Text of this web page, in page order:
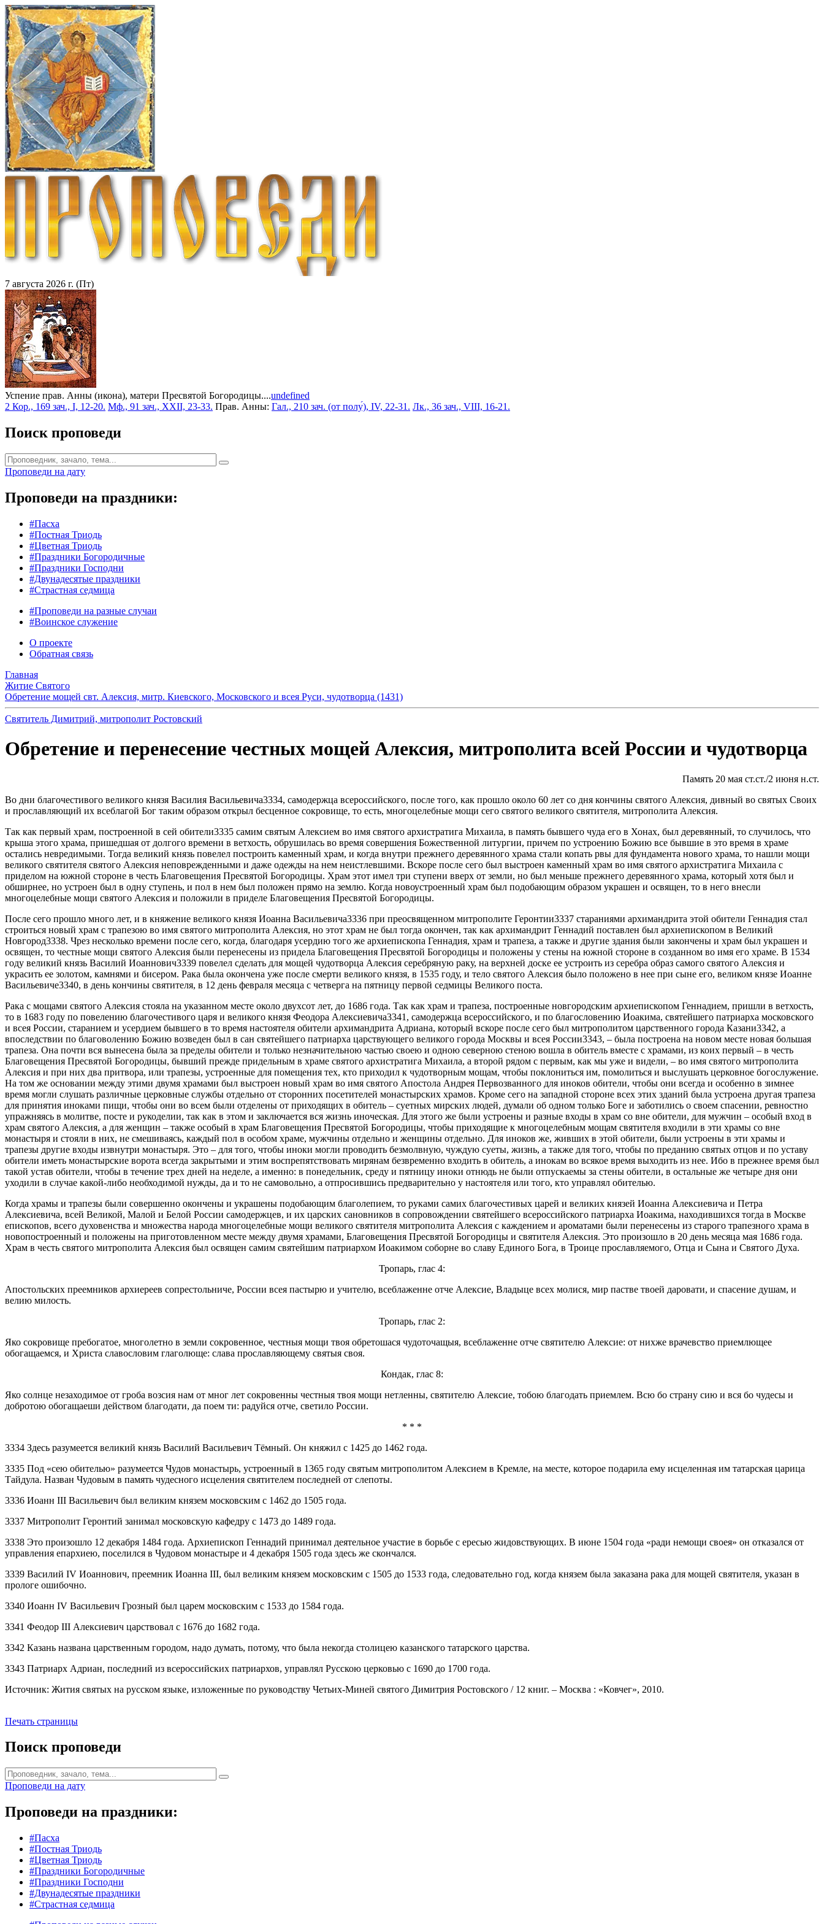
7 августа 2026 г. (Пт)
Успение прав. Анны (икона), матери Пресвятой Богородицы....undefined
2 Кор., 169 зач., I, 12-20. Мф., 91 зач., XXII, 23-33. Прав. Анны: Гал., 210 зач. (от полу́), IV, 22-31. Лк., 36 зач., VIII, 16-21.
Поиск проповеди
Проповеди на дату
Проповеди на праздники:
#Пасха
#Постная Триодь
#Цветная Триодь
#Праздники Богородичные
#Праздники Господни
#Двунадесятые праздники
#Страстная седмица
#Проповеди на разные случаи
#Воинское служение
О проекте
Обратная связь
Главная
Житие Святого
Обретение мощей свт. Алексия, митр. Киевского, Московского и всея Руси, чудотворца (1431)
Святитель Димитрий, митрополит Ростовский
Обретение и перенесение честных мощей Алексия, митрополита всей России и чудотворца
Память 20 мая ст.ст./2 июня н.ст.
Во дни благочестивого великого князя Василия Васильевича3334, самодержца всероссийского, после того, как прошло около 60 лет со дня кончины святого Алексия, дивный во святых Своих
и прославляющий их всеблагой Бог таким образом открыл бесценное сокровище, то есть, многоцелебные мощи сего святого великого святителя, митрополита Алексия.
Так как первый храм, построенной в сей обители3335 самим святым Алексием во имя святого архистратига Михаила, в память бывшего чуда его в Хонах, был деревянный, то случилось, что
крыша этого храма, пришедшая от долгого времени в ветхость, обрушилась во время совершения Божественной литургии, причем по устроению Божию все бывшие в это время в храме
остались невредимыми. Тогда великий князь повелел построить каменный храм, и когда внутри прежнего деревянного храма стали копать рвы для фундамента нового храма, то нашли мощи
великого святителя святого Алексия неповрежденными и даже одежды на нем неистлевшими. Вскоре после сего был выстроен каменный храм во имя святого архистратига Михаила с
приделом на южной стороне в честь Благовещения Пресвятой Богородицы. Храм этот имел три ступени вверх от земли, но был меньше прежнего деревянного храма, который хотя был и
обширнее, но устроен был в одну ступень, и пол в нем был положен прямо на землю. Когда новоустроенный храм был подобающим образом украшен и освящен, то в него внесли
многоцелебные мощи святого Алексия и положили в приделе Благовещения Пресвятой Богородицы.
После сего прошло много лет, и в княжение великого князя Иоанна Васильевича3336 при преосвященном митрополите Геронтии3337 стараниями архимандрита этой обители Геннадия стал
строиться новый храм с трапезою во имя святого митрополита Алексия, но этот храм не был тогда окончен, так как архимандрит Геннадий поставлен был архиепископом в Великий
Новгород3338. Чрез несколько времени после сего, когда, благодаря усердию того же архиепископа Геннадия, храм и трапеза, а также и другие здания были закончены и храм был украшен и
освящен, то честные мощи святого Алексия были перенесены из придела Благовещения Пресвятой Богородицы и положены у стены на южной стороне в созданном во имя его храме. В 1534
году великий князь Василий Иоаннович3339 повелел сделать для мощей чудотворца Алексия серебряную раку, на верхней доске ее устроить из серебра образ самого святого Алексия и
украсить ее золотом, камнями и бисером. Рака была окончена уже после смерти великого князя, в 1535 году, и тело святого Алексия было положено в нее при сыне его, великом князе Иоанне
Васильевиче3340, в день кончины святителя, в 12 день февраля месяца с четверга на пятницу первой седмицы Великого поста.
Рака с мощами святого Алексия стояла на указанном месте около двухсот лет, до 1686 года. Так как храм и трапеза, построенные новгородским архиепископом Геннадием, пришли в ветхость,
то в 1683 году по повелению благочестивого царя и великого князя Феодора Алексиевича3341, самодержца всероссийского, и по благословению Иоакима, святейшего патриарха московского
и всея России, старанием и усердием бывшего в то время настоятеля обители архимандрита Адриана, который вскоре после сего был митрополитом царственного города Казани3342, а
впоследствии по благоволению Божию возведен был в сан святейшего патриарха царствующего великого города Москвы и всея России3343, – была построена на новом месте новая большая
трапеза. Она почти вся вынесена была за пределы обители и только незначительною частью своею и одною северною стеною вошла в обитель вместе с храмами, из коих первый – в честь
Благовещения Пресвятой Богородицы, бывший прежде придельным в храме святого архистратига Михаила, а второй рядом с первым, как мы уже и видели, – во имя святого митрополита
Алексия и при них два притвора, или трапезы, устроенные для помещения тех, кто приходил к чудотворным мощам, чтобы поклониться им, помолиться и выслушать церковное богослужение.
На том же основании между этими двумя храмами был выстроен новый храм во имя святого Апостола Андрея Первозванного для иноков обители, чтобы они всегда и особенно в зимнее
время могли слушать различные церковные службы отдельно от сторонних посетителей монастырских храмов. Кроме сего на западной стороне всех этих зданий была устроена другая трапеза
для принятия иноками пищи, чтобы они во всем были отделены от приходящих в обитель – суетных мирских людей, думали об одном только Боге и заботились о своем спасении, ревностно
упражняясь в молитве, посте и рукоделии, так как в этом и заключается вся жизнь иноческая. Для этого же были устроены и разные входы в храм со вне обители, для мужчин – особый вход в
храм святого Алексия, а для женщин – также особый в храм Благовещения Пресвятой Богородицы, чтобы приходящие к многоцелебным мощам святителя входили в эти храмы со вне
монастыря и стояли в них, не смешиваясь, каждый пол в особом храме, мужчины отдельно и женщины отдельно. Для иноков же, живших в этой обители, были устроены в эти храмы и
трапезы другие входы извнутри монастыря. Это – для того, чтобы иноки могли проводить безмолвную, чуждую суеты, жизнь, а также для того, чтобы по преданию святых отцов и по уставу
обители иметь монастырские ворота всегда закрытыми и этим воспрепятствовать мирянам безвременно входить в обитель, а инокам во всякое время выходить из нее. Ибо в прежнее время был
такой устав обители, чтобы в течение трех дней на неделе, а именно: в понедельник, среду и пятницу иноки отнюдь не были отпускаемы за стены обители, в остальные же четыре дня они
уходили в случае какой-либо необходимой нужды, да и то не самовольно, а отпросившись предварительно у настоятеля или того, кто управлял обителью.
Когда храмы и трапезы были совершенно окончены и украшены подобающим благолепием, то руками самих благочестивых царей и великих князей Иоанна Алексиевича и Петра
Алексиевича, всей Великой, Малой и Белой России самодержцев, и их царских сановников в сопровождении святейшего всероссийского патриарха Иоакима, находившихся тогда в Москве
епископов, всего духовенства и множества народа многоцелебные мощи великого святителя митрополита Алексия с каждением и ароматами были перенесены из старого трапезного храма в
новопостроенный и положены на приготовленном месте между двумя храмами, Благовещения Пресвятой Богородицы и святителя Алексия. Это произошло в 20 день месяца мая 1686 года.
Храм в честь святого митрополита Алексия был освящен самим святейшим патриархом Иоакимом соборне во славу Единого Бога, в Троице прославляемого, Отца и Сына и Святого Духа.
Тропарь, глас 4:
Апостольских преемников архиереев сопрестольниче, России всея пастырю и учителю, всеблаженне отче Алексие, Владыце всех молися, мир пастве твоей даровати, и спасение душам, и
велию милость.
Тропарь, глас 2:
Яко сокровище пребогатое, многолетно в земли сокровенное, честныя мощи твоя обретошася чудоточащыя, всеблаженне отче святителю Алексие: от нихже врачевство приемлющее
обогащаемся, и Христа славословим глаголюще: слава прославляющему святыя своя.
Кондак, глас 8:
Яко солнце незаходимое от гроба возсия нам от мног лет сокровенны честныя твоя мощи нетленны, святителю Алексие, тобою благодать приемлем. Всю бо страну сию и вся бо чудесы и
добротою обогащаеши действом благодати, да поем ти: радуйся отче, светило России.
* * *
3334 Здесь разумеется великий князь Василий Васильевич Тёмный. Он княжил с 1425 до 1462 года.
3335 Под «сею обителью» разумеется Чудов монастырь, устроенный в 1365 году святым митрополитом Алексием в Кремле, на месте, которое подарила ему исцеленная им татарская царица
Тайдула. Назван Чудовым в память чудесного исцеления святителем последней от слепоты.
3336 Иоанн III Васильевич был великим князем московским с 1462 до 1505 года.
3337 Митрополит Геронтий занимал московскую кафедру с 1473 до 1489 года.
3338 Это произошло 12 декабря 1484 года. Архиепископ Геннадий принимал деятельное участие в борьбе с ересью жидовствующих. В июне 1504 года «ради немощи своея» он отказался от
управления епархиею, поселился в Чудовом монастыре и 4 декабря 1505 года здесь же скончался.
3339 Василий IV Иоаннович, преемник Иоанна III, был великим князем московским с 1505 до 1533 года, следовательно год, когда князем была заказана рака для мощей святителя, указан в
прологе ошибочно.
3340 Иоанн IV Васильевич Грозный был царем московским с 1533 до 1584 года.
3341 Феодор III Алексиевич царствовал с 1676 до 1682 года.
3342 Казань названа царственным городом, надо думать, потому, что была некогда столицею казанского татарского царства.
3343 Патриарх Адриан, последний из всероссийских патриархов, управлял Русскою церковью с 1690 до 1700 года.
Источник: Жития святых на русском языке, изложенные по руководству Четьих-Миней святого Димитрия Ростовского / 12 книг. – Москва : «Ковчег», 2010.
Печать страницы
Поиск проповеди
Проповеди на дату
Проповеди на праздники:
#Пасха
#Постная Триодь
#Цветная Триодь
#Праздники Богородичные
#Праздники Господни
#Двунадесятые праздники
#Страстная седмица